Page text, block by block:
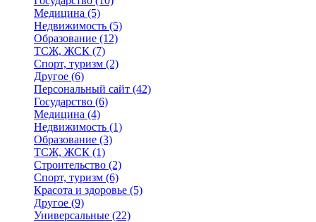
Медицина (5)
Недвижимость (5)
Образование (12)
ТСЖ, ЖСК (7)
Спорт, туризм (2)
Другое (6)
Персональный сайт (42)
Государство (6)
Медицина (4)
Недвижимость (1)
Образование (3)
ТСЖ, ЖСК (1)
Строительство (2)
Спорт, туризм (6)
Красота и здоровье (5)
Другое (9)
Универсальные (22)